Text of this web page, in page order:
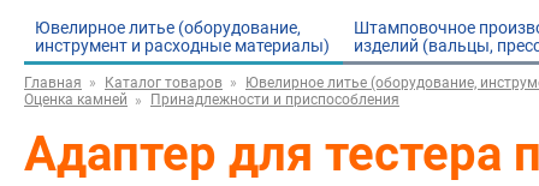
Ювелирное литье (оборудование,
инструмент и расходные материалы)
Штамповочное
изделий (вальцы,
Главная Каталог товаров
Ювелирное литье (оборудование,
Оценка камней
Принадлежности и приспособления
Адаптер для тестера